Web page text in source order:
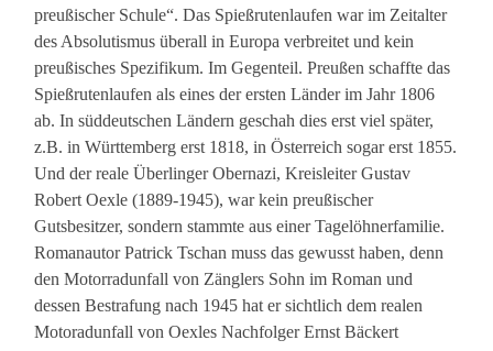
preußischer Schule“. Das Spießrutenlaufen war im Zeitalter
des Absolutismus überall in Europa verbreitet und kein
preußisches Spezifikum. Im Gegenteil. Preußen schaffte das
Spießrutenlaufen als eines der ersten Länder im Jahr 1806
ab. In süddeutschen Ländern geschah dies erst viel später,
z.B. in Württemberg erst 1818, in Österreich sogar erst 1855.
Und der reale Überlinger Obernazi, Kreisleiter Gustav
Robert Oexle (1889-1945), war kein preußischer
Gutsbesitzer, sondern stammte aus einer Tagelöhnerfamilie.
Romanautor Patrick Tschan muss das gewusst haben, denn
den Motorradunfall von Zänglers Sohn im Roman und
dessen Bestrafung nach 1945 hat er sichtlich dem realen
Motoradunfall von Oexles Nachfolger Ernst Bäckert